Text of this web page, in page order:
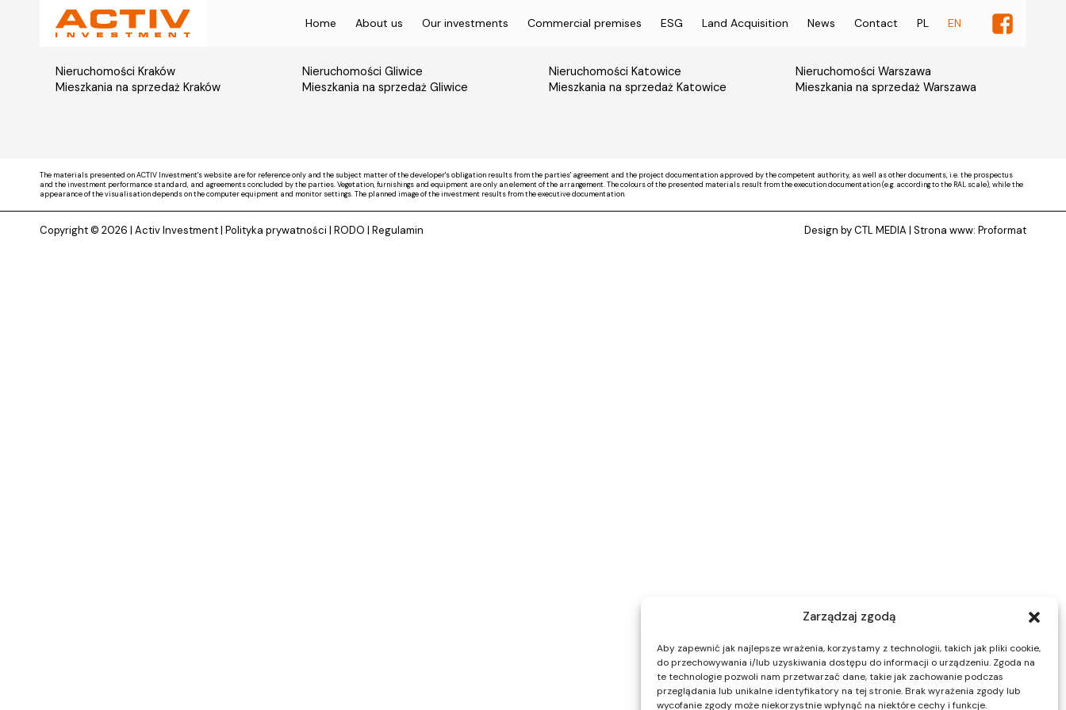
Zarządzaj zgodą
Aby zapewnić jak najlepsze wrażenia, korzystamy z technologii, takich jak pliki cookie,
do przechowywania i/lub uzyskiwania dostępu do informacji o urządzeniu. Zgoda na
te technologie pozwoli nam przetwarzać dane, takie jak zachowanie podczas
przeglądania lub unikalne identyfikatory na tej stronie. Brak wyrażenia zgody lub
wycofanie zgody może niekorzystnie wpłynąć na niektóre cechy i funkcje.
Home About us Our investments Commercial premises ESG Land Acquisition News Contact PL EN
Nieruchomości Kraków
Mieszkania na sprzedaż Kraków
Nieruchomości Gliwice
Mieszkania na sprzedaż Gliwice
Nieruchomości Katowice
Mieszkania na sprzedaż Katowice
Nieruchomości Warszawa
Mieszkania na sprzedaż Warszawa
The materials presented on ACTIV Investment's website are for reference only and the subject matter of the developer's obligation results from the parties' agreement and the project documentation approved by the competent authority, as well as other documents, i.e. the prospectus
and the investment performance standard, and agreements concluded by the parties. Vegetation, furnishings and equipment are only an element of the arrangement. The colours of the presented materials result from the execution documentation (e.g. according to the RAL scale), while the
appearance of the visualisation depends on the computer equipment and monitor settings. The planned image of the investment results from the executive documentation.
Copyright © 2026 | Activ Investment| Polityka prywatności | RODO | Regulamin Design by CTL MEDIA | Strona www: Proformat